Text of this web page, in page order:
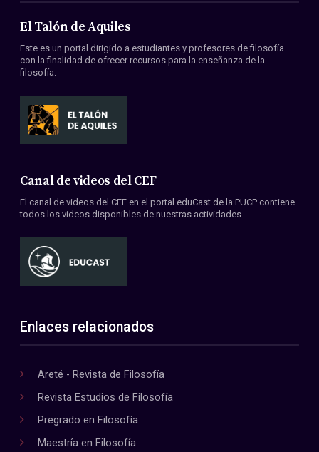
Acerca de nosotros
Miembros
Convenios
El Talón de Aquiles
Este es un portal dirigido a estudiantes y profesores de filosofía
con la finalidad de ofrecer recursos para la enseñanza de la
filosofía.
Canal de videos del CEF
El canal de videos del CEF en el portal eduCast de la PUCP contiene
todos los videos disponibles de nuestras actividades.
Enlaces relacionados
Areté - Revista de Filosofía
Revista Estudios de Filosofía
Pregrado en Filosofía
Maestría en Filosofía